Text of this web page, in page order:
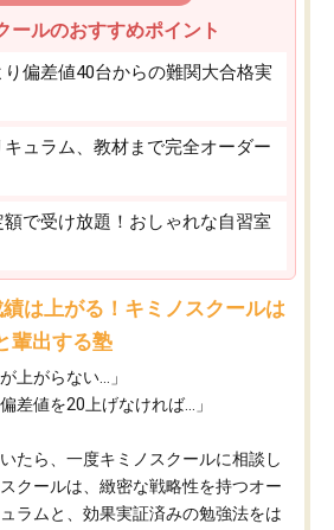
ールのおすすめポイント
偏差値40台からの難関大合格実
ュラム、教材まで完全オーダー
で受け放題！おしゃれな自習室
は上がる！キミノスクールは
輩出する塾
上がらない…」
差値を20上げなければ…」
たら、一度キミノスクールに相談し
クールは、緻密な戦略性を持つオー
ラムと、効果実証済みの勉強法をは